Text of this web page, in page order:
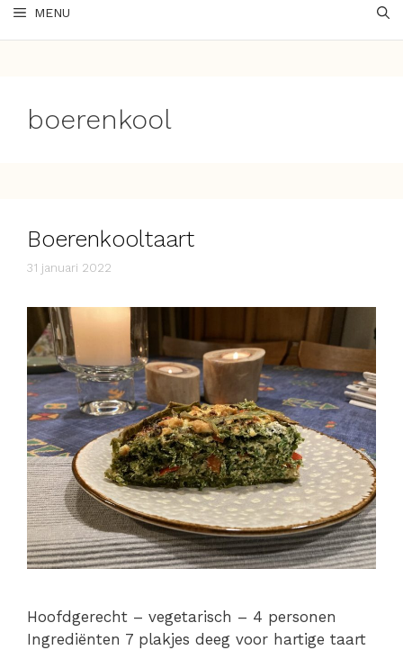
MENU
boerenkool
Boerenkooltaart
31 januari 2022
Hoofdgerecht – vegetarisch – 4 personen
Ingrediënten 7 plakjes deeg voor hartige taart